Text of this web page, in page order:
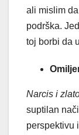
ali mislim
podrška.
toj borbi da
Narcis i
suptilan
perspektivu